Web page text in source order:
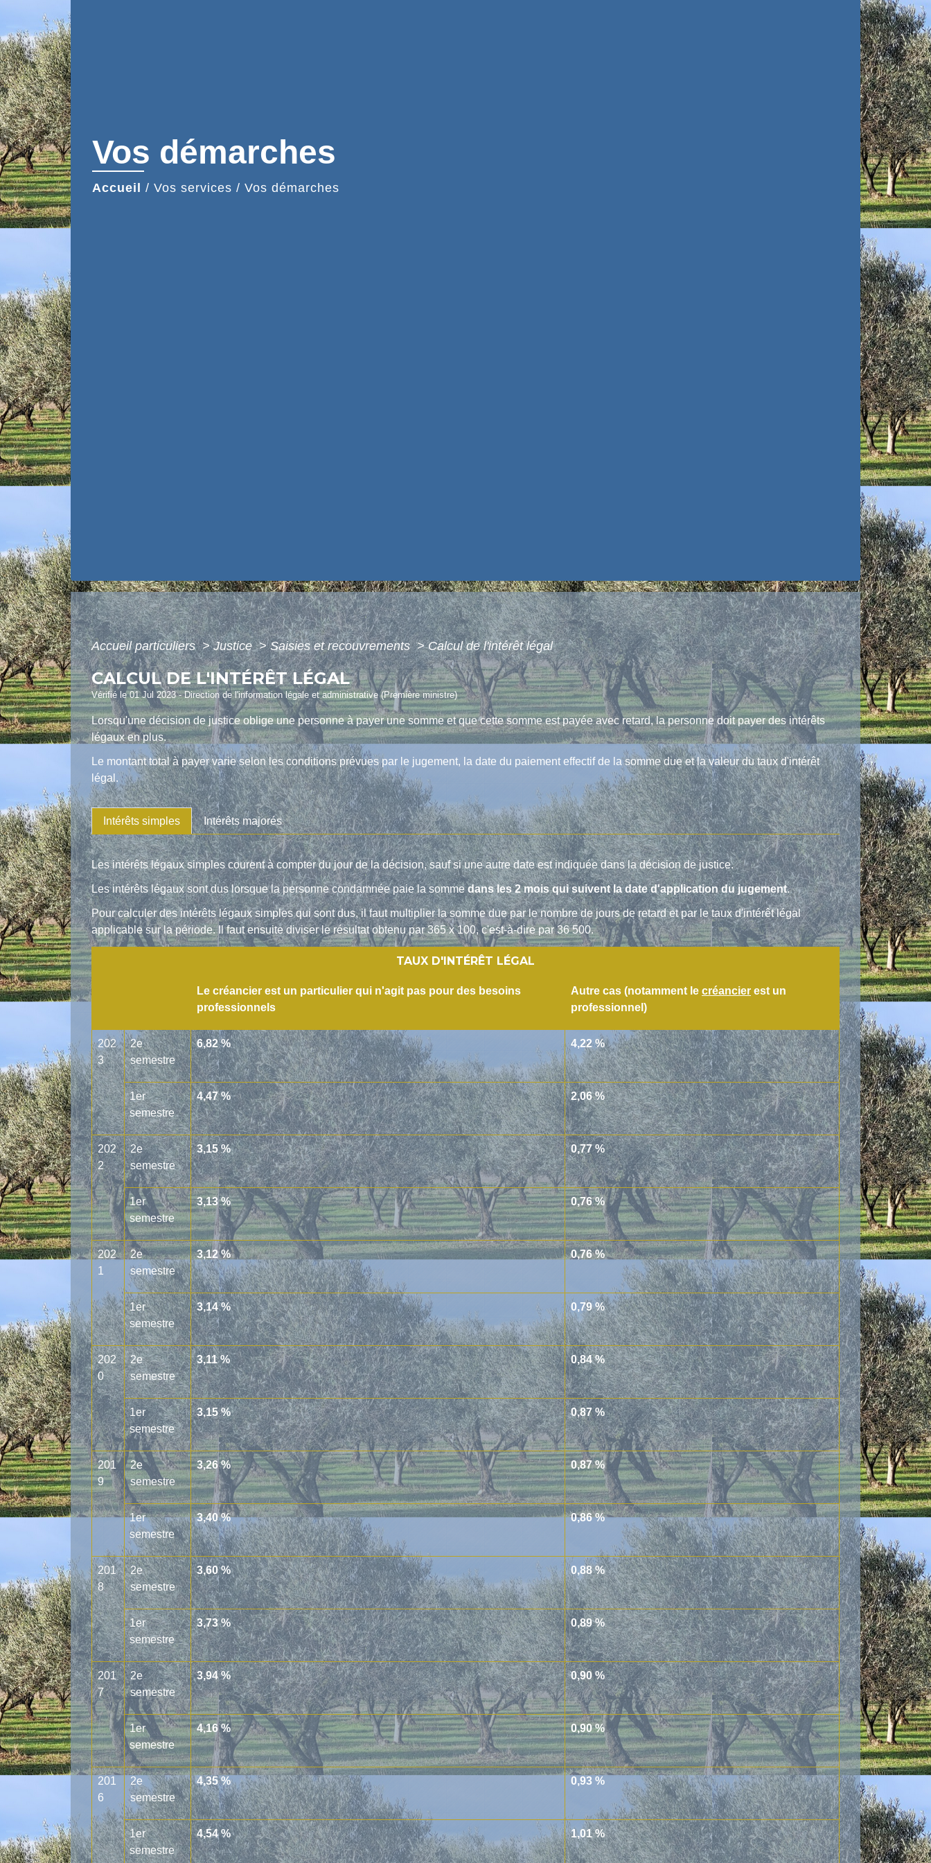
Vos démarches
Accueil / Vos services / Vos démarches
Accueil particuliers> Justice> Saisies et recouvrements> Calcul de l'intérêt légal
CALCUL DE L'INTÉRÊT LÉGAL
Vérifié le 01 Jul 2023 - Direction de l'information légale et administrative (Première ministre)
Lorsqu'une décision de justice oblige une personne à payer une somme et que cette somme est payée avec retard, la personne doit payer des intérêts
légaux en plus.
Le montant total à payer varie selon les conditions prévues par le jugement, la date du paiement effectif de la somme due et la valeur du taux d'intérêt
légal.
Intérêts simples Intérêts majorés
Les intérêts légaux simples courent à compter du jour de la décision, sauf si une autre date est indiquée dans la décision de justice.
Les intérêts légaux sont dus lorsque la personne condamnée paie la sommedans les 2 mois qui suivent la date d'application du jugement.
Pour calculer des intérêts légaux simples qui sont dus, il faut multiplier la somme due par le nombre de jours de retard et par le taux d'intérêt légal
applicable sur la période. Il faut ensuite diviser le résultat obtenu par 365 x 100, c'est-à-dire par 36 500.
TAUX D'INTÉRÊT LÉGAL
Le créancier est un particulier qui n'agit pas pour des besoins
professionnels
Autre cas (notamment le créancier est un
professionnel)
202
3
2e
semestre
6,82 % 4,22 %
1er
semestre
4,47 % 2,06 %
202
2
2e
semestre
3,15 % 0,77 %
1er
semestre
3,13 % 0,76 %
202
1
2e
semestre
3,12 % 0,76 %
1er
semestre
3,14 % 0,79 %
202
0
2e
semestre
3,11 % 0,84 %
1er
semestre
3,15 % 0,87 %
201
9
2e
semestre
3,26 % 0,87 %
1er
semestre
3,40 % 0,86 %
201
8
2e
semestre
3,60 % 0,88 %
1er
semestre
3,73 % 0,89 %
201
7
2e
semestre
3,94 % 0,90 %
1er
semestre
4,16 % 0,90 %
201
6
2e
semestre
4,35 % 0,93 %
1er
semestre
4,54 % 1,01 %